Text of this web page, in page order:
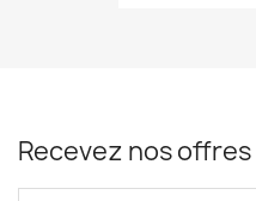
Recevez nos